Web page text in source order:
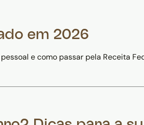
em 2026
e como passar pela Receita